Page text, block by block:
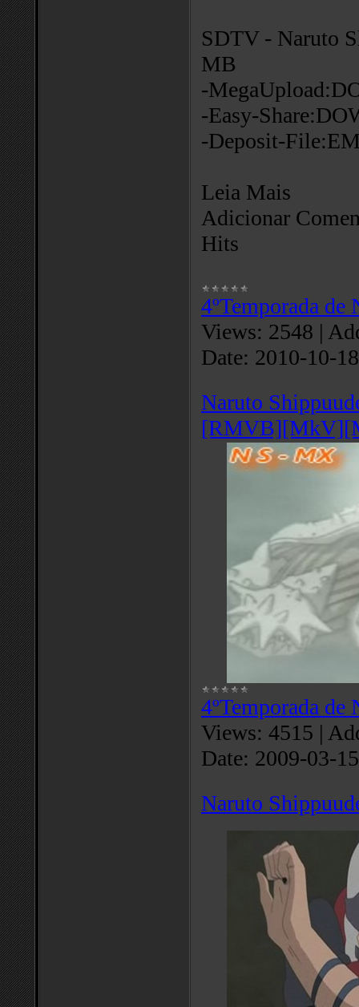
SDTV - Naruto
MB
-
-Easy-
-Deposit-
Leia Mais
Adicionar
Hits
4ºTemporada de
Views: 2548 |
Date: 2010-10-18
Naruto
4ºTemporada de
Views: 4515 |
Date: 2009-03-15
Naruto